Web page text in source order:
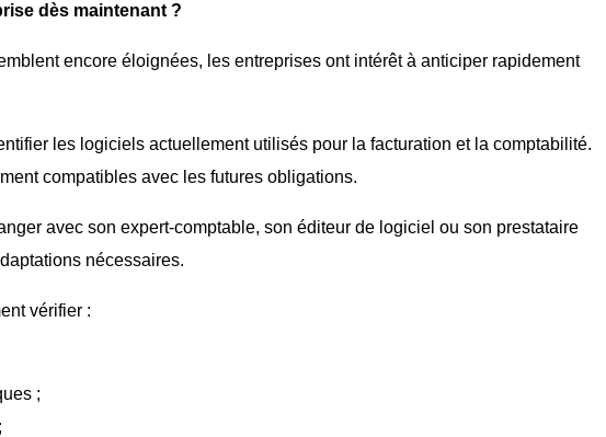
dès maintenant ?
encore éloignées, les entreprises ont intérêt à anticiper rapidement
les logiciels actuellement utilisés pour la facturation et la comptabilité.
compatibles avec les futures obligations.
avec son expert-comptable, son éditeur de logiciel ou son prestataire
nécessaires.
vérifier :
;